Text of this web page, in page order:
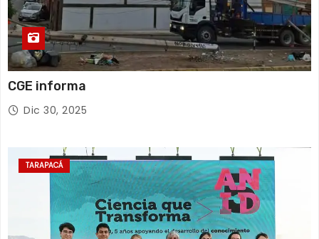
CGE informa
Dic 30, 2025
TARAPACÁ